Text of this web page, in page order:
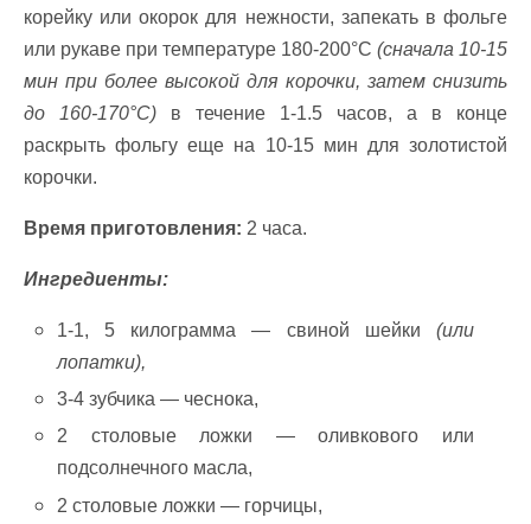
корейку или окорок для нежности, запекать в фольге
или рукаве при температуре 180-200°C (сначала 10-15
мин при более высокой для корочки, затем снизить
до 160-170°C) в течение 1-1.5 часов, а в конце
раскрыть фольгу еще на 10-15 мин для золотистой
корочки.
Время приготовления: 2 часа.
Ингредиенты:
1-1, 5 килограмма — свиной шейки (или
лопатки),
3-4 зубчика — чеснока,
2 столовые ложки — оливкового или
подсолнечного масла,
2 столовые ложки — горчицы,